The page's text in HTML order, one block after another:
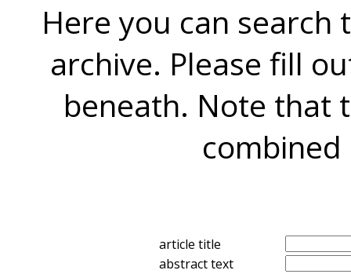
Here you can search
archive. Please fill
beneath. Note that
combined
article title
abstract text